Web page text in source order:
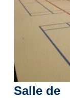
Salle de